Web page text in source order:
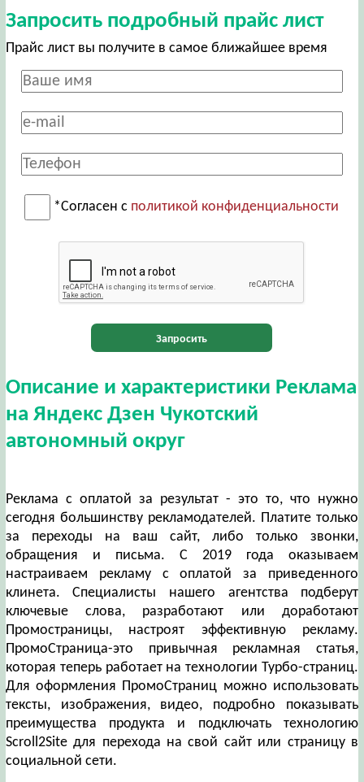
Запросить подробный прайс лист
Прайс лист вы получите в самое ближайшее время
*Согласен с политикой конфиденциальности
Запросить
Описание и характеристики Реклама
на Яндекс Дзен Чукотский
автономный округ
Реклама с оплатой за результат - это то, что нужно
сегодня большинству рекламодателей. Платите только
за переходы на ваш сайт, либо только звонки,
обращения и письма. С 2019 года оказываем
настраиваем рекламу с оплатой за приведенного
клинета. Специалисты нашего агентства подберут
ключевые слова, разработают или доработают
Промостраницы, настроят эффективную рекламу.
ПромоСтраница-это привычная рекламная статья,
которая теперь работает на технологии Турбо-страниц.
Для оформления ПромоСтраниц можно использовать
тексты, изображения, видео, подробно показывать
преимущества продукта и подключать технологию
Scroll2Site для перехода на свой сайт или страницу в
социальной сети.